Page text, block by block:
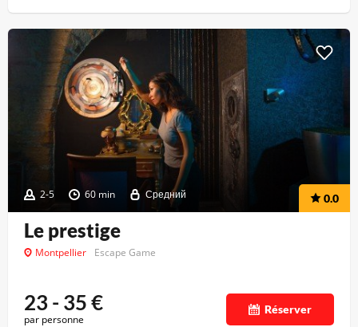
2-5 60 min Средний 0.0
Le prestige
Montpellier Escape Game
23 - 35€
par personne
Réserver